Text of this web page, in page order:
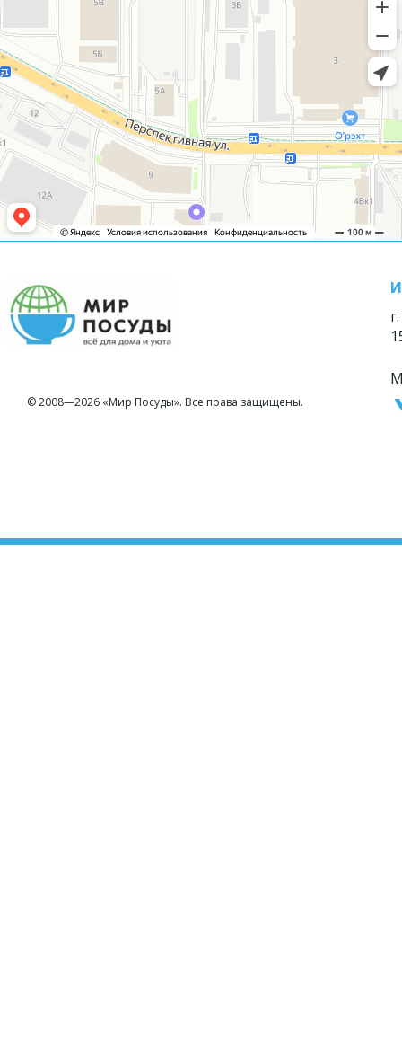
© 2008—2026 «Мир Посуды». Все права защищены.